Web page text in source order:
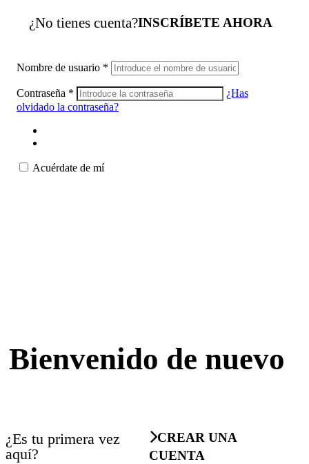
¿No tienes cuenta?INSCRÍBETE AHORA
Nombre de usuario *
Contraseña *
¿Has
olvidado la contraseña?
Acuérdate de mí
Bienvenido de nuevo
¿Es tu primera vez
aquí?
CREAR UNA
CUENTA